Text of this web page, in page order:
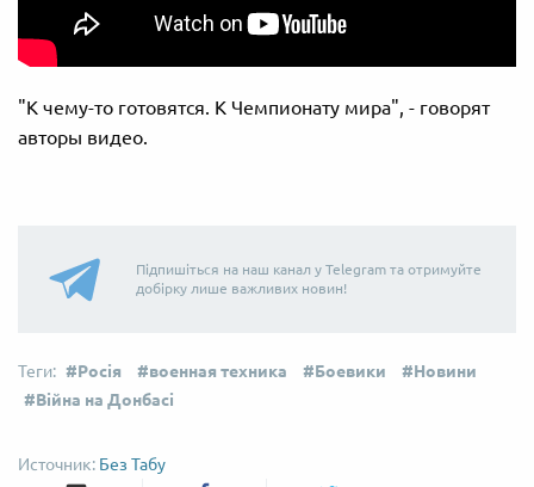
"К чему-то готовятся. К Чемпионату мира", - говорят
авторы видео.
Підпишіться на наш канал у Telegram та отримуйте
добірку лише важливих новин!
Росія военная техника Боевики
Новини
Війна на Донбасі
Без Табу